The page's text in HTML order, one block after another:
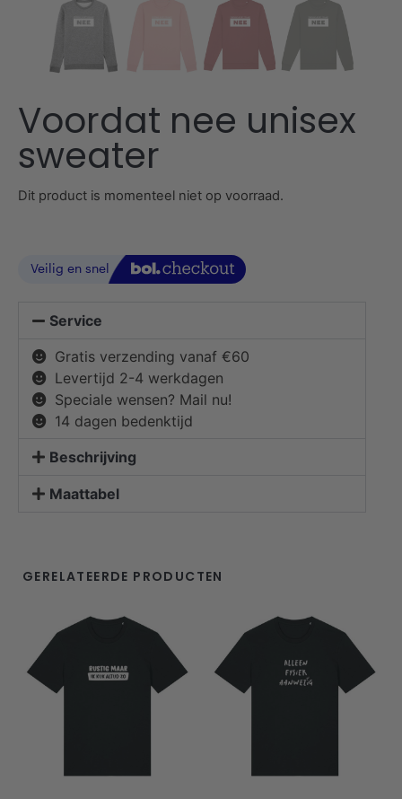
Voordat nee unisex
sweater
Dit product is momenteel niet op voorraad.
Service
Gratis verzending vanaf €60
Levertijd 2-4 werkdagen
Speciale wensen? Mail nu!
14 dagen bedenktijd
Beschrijving
Maattabel
GERELATEERDE PRODUCTEN